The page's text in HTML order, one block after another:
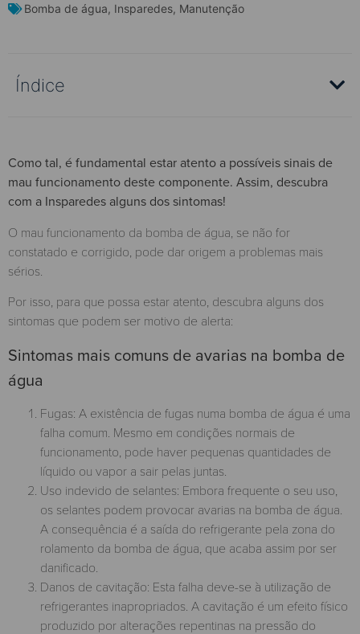
Bomba de água, Insparedes, Manutenção
Índice
Como tal, é fundamental estar atento a possíveis sinais de
mau funcionamento deste componente. Assim, descubra
com a Insparedes alguns dos sintomas!
O mau funcionamento da bomba de água, se não for
constatado e corrigido, pode dar origem a problemas mais
sérios.
Por isso, para que possa estar atento, descubra alguns dos
sintomas que podem ser motivo de alerta:
Sintomas mais comuns de avarias na bomba de
água
Fugas: A existência de fugas numa bomba de água é uma
falha comum. Mesmo em condições normais de
funcionamento, pode haver pequenas quantidades de
líquido ou vapor a sair pelas juntas.
Uso indevido de selantes: Embora frequente o seu uso,
os selantes podem provocar avarias na bomba de água.
A consequência é a saída do refrigerante pela zona do
rolamento da bomba de água, que acaba assim por ser
danificado.
Danos de cavitação: Esta falha deve-se à utilização de
refrigerantes inapropriados. A cavitação é um efeito físico
produzido por alterações repentinas na pressão do